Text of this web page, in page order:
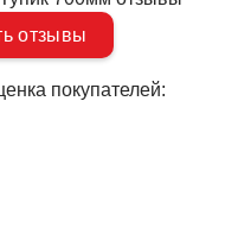
отзывы
покупателей: